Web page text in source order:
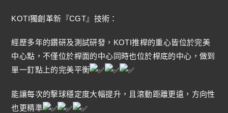
KOTI獨創革新『CGT』技術：
經歷多年的鑽研及測試研發，KOTI推桿的重心皆位於完美
中心點，不僅位於桿面的中心同時也位於桿底的中心，做到
單一釘點上的完美平衡
能讓每次的擊球穩定度大幅提升，且滾動距離更遠，方向性
也更精準